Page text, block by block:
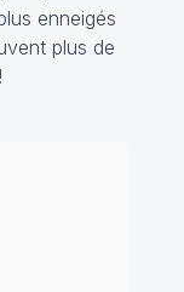
enneigés
plus de